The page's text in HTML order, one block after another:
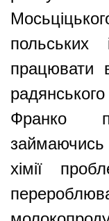
польських
Франко
хімії